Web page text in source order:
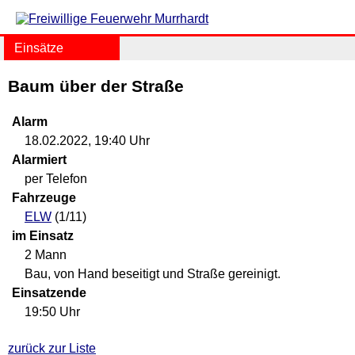
Einsätze
Baum über der Straße
Alarm
18.02.2022, 19:40 Uhr
Alarmiert
per Telefon
Fahrzeuge
ELW (1/11)
im Einsatz
2 Mann
Bau, von Hand beseitigt und Straße gereinigt.
Einsatzende
19:50 Uhr
zurück zur Liste